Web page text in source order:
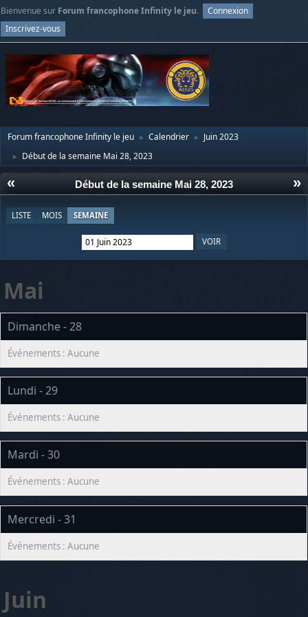
Bienvenue sur Forum francophone Infinity le jeu.
Connexion
Inscrivez-vous
Forum francophone Infinity le jeu ► Calendrier ► Juin 2023
► Début de la semaine Mai 28, 2023
« »
Début de la semaine Mai 28, 2023
LISTE MOIS SEMAINE
Mai
Dimanche - 28
Lundi - 29
Mardi - 30
Mercredi - 31
Juin